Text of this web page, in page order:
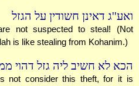
ואע''ג דאינן חשודין על הגזל
not suspected to steal! (Not
is like stealing from Kohanim.)
הכא לא חשיב ליה גזל דהוי
not consider this theft, for it is